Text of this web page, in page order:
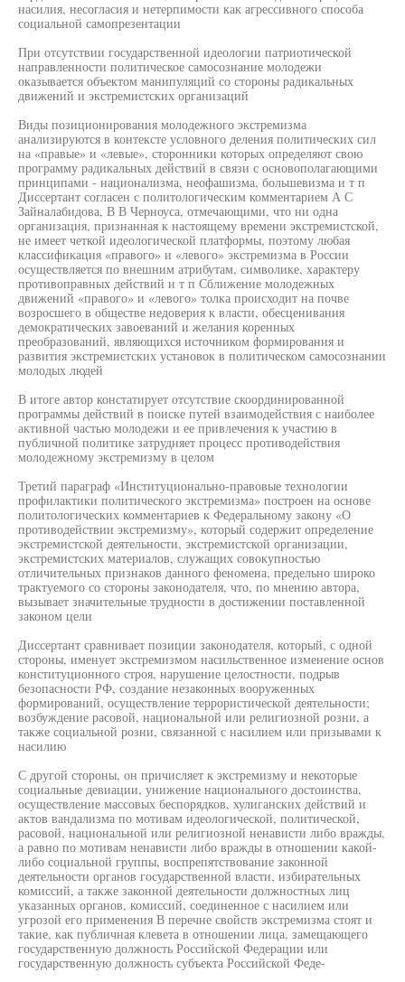
насилия, несогласия и нетерпимости как агрессивного способа
социальной самопрезентации
При отсутствии государственной идеологии патриотической
направленности политическое самосознание молодежи
оказывается объектом манипуляций со стороны радикальных
движений и экстремистских организаций
Виды позиционирования молодежного экстремизма
анализируются в контексте условного деления политических сил
на «правые» и «левые», сторонники которых определяют свою
программу радикальных действий в связи с основополагающими
принципами - национализма, неофашизма, большевизма и т п
Диссертант согласен с политологическим комментарием А С
Зайналабидова, В В Черноуса, отмечающими, что ни одна
организация, признанная к настоящему времени экстремистской,
не имеет четкой идеологической платформы, поэтому любая
классификация «правого» и «левого» экстремизма в России
осуществляется по внешним атрибутам, символике, характеру
противоправных действий и т п Сближение молодежных
движений «правого» и «левого» толка происходит на почве
возросшего в обществе недоверия к власти, обесценивания
демократических завоеваний и желания коренных
преобразований, являющихся источником формирования и
развития экстремистских установок в политическом самосознании
молодых людей
В итоге автор констатирует отсутствие скоординированной
программы действий в поиске путей взаимодействия с наиболее
активной частью молодежи и ее привлечения к участию в
публичной политике затрудняет процесс противодействия
молодежному экстремизму в целом
Третий параграф «Институционально-правовые технологии
профилактики политического экстремизма» построен на основе
политологических комментариев к Федеральному закону «О
противодействии экстремизму», который содержит определение
экстремистской деятельности, экстремистской организации,
экстремистских материалов, служащих совокупностью
отличительных признаков данного феномена, предельно широко
трактуемого со стороны законодателя, что, по мнению автора,
вызывает значительные трудности в достижении поставленной
законом цели
Диссертант сравнивает позиции законодателя, который, с одной
стороны, именует экстремизмом насильственное изменение основ
конституционного строя, нарушение целостности, подрыв
безопасности РФ, создание незаконных вооруженных
формирований, осуществление террористической деятельности;
возбуждение расовой, национальной или религиозной розни, а
также социальной розни, связанной с насилием или призывами к
насилию
С другой стороны, он причисляет к экстремизму и некоторые
социальные девиации, унижение национального достоинства,
осуществление массовых беспорядков, хулиганских действий и
актов вандализма по мотивам идеологической, политической,
расовой, национальной или религиозной ненависти либо вражды,
а равно по мотивам ненависти либо вражды в отношении какой-
либо социальной группы, воспрепятствование законной
деятельности органов государственной власти, избирательных
комиссий, а также законной деятельности должностных лиц
указанных органов, комиссий, соединенное с насилием или
угрозой его применения В перечне свойств экстремизма стоят и
такие, как публичная клевета в отношении лица, замещающего
государственную должность Российской Федерации или
государственную должность субъекта Российской Феде-